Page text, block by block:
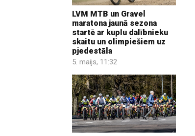
LVM MTB un Gravel
maratona jaunā sezona
startē ar kuplu dalībnieku
skaitu un olimpiešiem uz
pjedestāla
5. maijs, 11:32